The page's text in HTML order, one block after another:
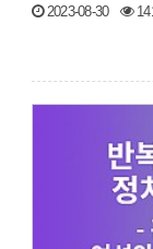
2023-08-30